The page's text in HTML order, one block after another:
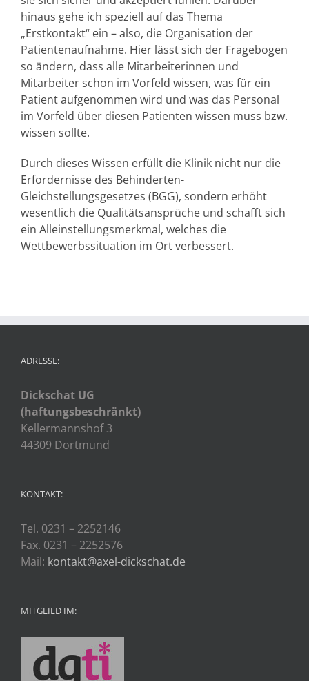
hinaus gehe ich speziell auf das Thema
„Erstkontakt“ ein – also, die Organisation der
Patientenaufnahme. Hier lässt sich der Fragebogen
so ändern, dass alle Mitarbeiterinnen und
Mitarbeiter schon im Vorfeld wissen, was für ein
Patient aufgenommen wird und was das Personal
im Vorfeld über diesen Patienten wissen muss bzw.
wissen sollte.
Durch dieses Wissen erfüllt die Klinik nicht nur die
Erfordernisse des Behinderten-
Gleichstellungsgesetzes (BGG), sondern erhöht
wesentlich die Qualitätsansprüche und schafft sich
ein Alleinstellungsmerkmal, welches die
Wettbewerbssituation im Ort verbessert.
ADRESSE:
Dickschat UG
(haftungsbeschränkt)
Kellermannshof 3
44309 Dortmund
KONTAKT:
Tel. 0231 – 2252146
Fax. 0231 – 2252576
Mail: kontakt@axel-dickschat.de
MITGLIED IM: